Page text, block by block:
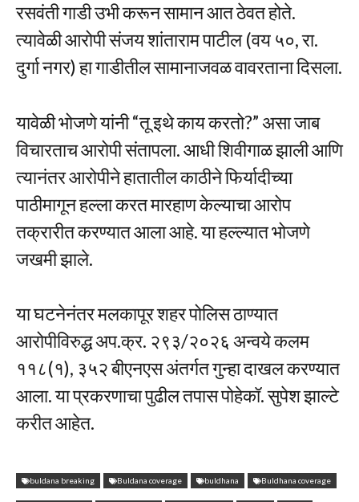
रसवंती गाडी उभी करून सामान आत ठेवत होते.
त्यावेळी आरोपी संजय शांताराम पाटील (वय ५०, रा.
दुर्गा नगर) हा गाडीतील सामानाजवळ वावरताना दिसला.
यावेळी भोजणे यांनी “तू इथे काय करतो?” असा जाब
विचारताच आरोपी संतापला. आधी शिवीगाळ झाली आणि
त्यानंतर आरोपीने हातातील काठीने फिर्यादीच्या
पाठीमागून हल्ला करत मारहाण केल्याचा आरोप
तक्रारीत करण्यात आला आहे. या हल्ल्यात भोजणे
जखमी झाले.
या घटनेनंतर मलकापूर शहर पोलिस ठाण्यात
आरोपीविरुद्ध अप.क्र. २९३/२०२६ अन्वये कलम
११८(१), ३५२ बीएनएस अंतर्गत गुन्हा दाखल करण्यात
आला. या प्रकरणाचा पुढील तपास पोहेकॉ. सुपेश झाल्टे
करीत आहेत.
buldana breaking Buldana coverage buldhana Buldhana coverage